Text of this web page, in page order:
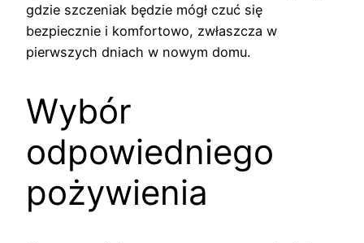
gdzie szczeniak będzie mógł czuć się
bezpiecznie i komfortowo, zwłaszcza w
pierwszych dniach w nowym domu.
Wybór
odpowiedniego
pożywienia